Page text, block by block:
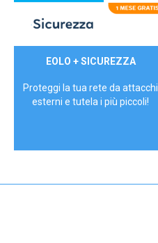
29,90€/mese
EOLO + SICUREZZA
Proteggi la tua rete da attacchi
esterni e tutela i più piccoli!